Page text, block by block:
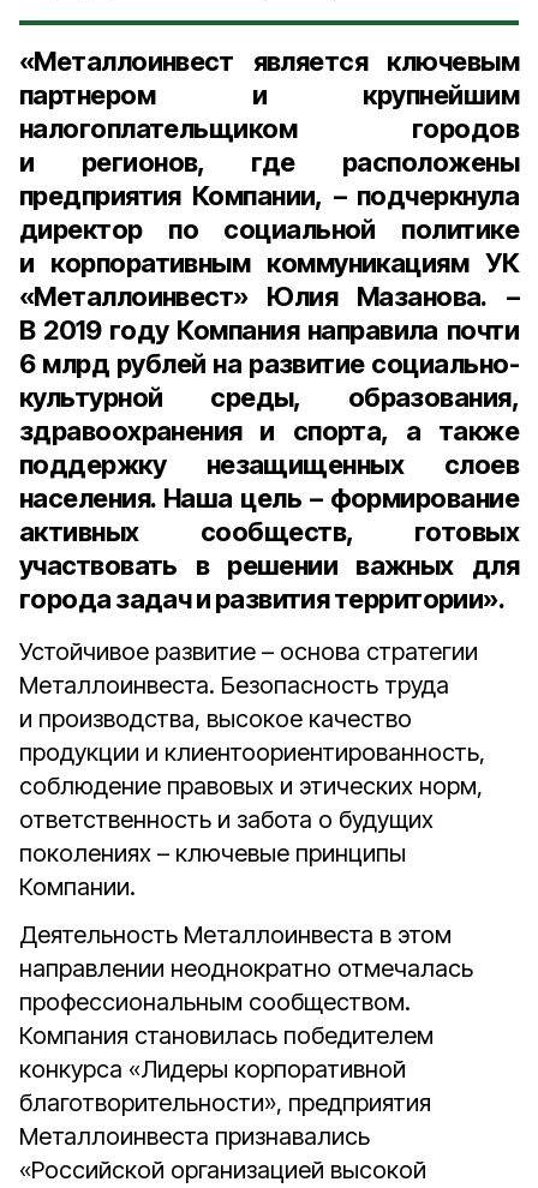
«Металлоинвест является ключевым
партнером и крупнейшим
налогоплательщиком городов
и регионов, где расположены
предприятия Компании, – подчеркнула
директор по социальной политике
и корпоративным коммуникациям УК
«Металлоинвест» Юлия Мазанова. –
В 2019 году Компания направила почти
6 млрд рублей на развитие социально-
культурной среды, образования,
здравоохранения и спорта, а также
поддержку незащищенных слоев
населения. Наша цель – формирование
активных сообществ, готовых
участвовать в решении важных для
города задач и развития территории».
Устойчивое развитие – основа стратегии
Металлоинвеста. Безопасность труда
и производства, высокое качество
продукции и клиентоориентированность,
соблюдение правовых и этических норм,
ответственность и забота о будущих
поколениях – ключевые принципы
Компании.
Деятельность Металлоинвеста в этом
направлении неоднократно отмечалась
профессиональным сообществом.
Компания становилась победителем
конкурса «Лидеры корпоративной
благотворительности», предприятия
Металлоинвеста признавались
«Российской организацией высокой